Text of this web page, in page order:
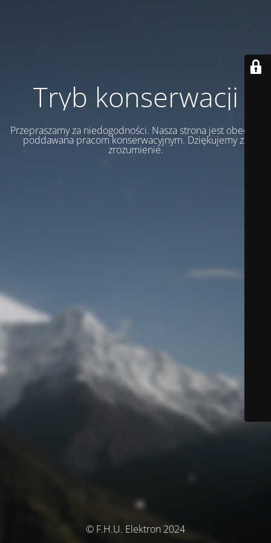
Tryb konserwacji
Przepraszamy za niedogodności. Nasza strona jest obecnie
poddawana pracom konserwacyjnym. Dziękujemy za
zrozumienie.
© F.H.U. Elektron 2024